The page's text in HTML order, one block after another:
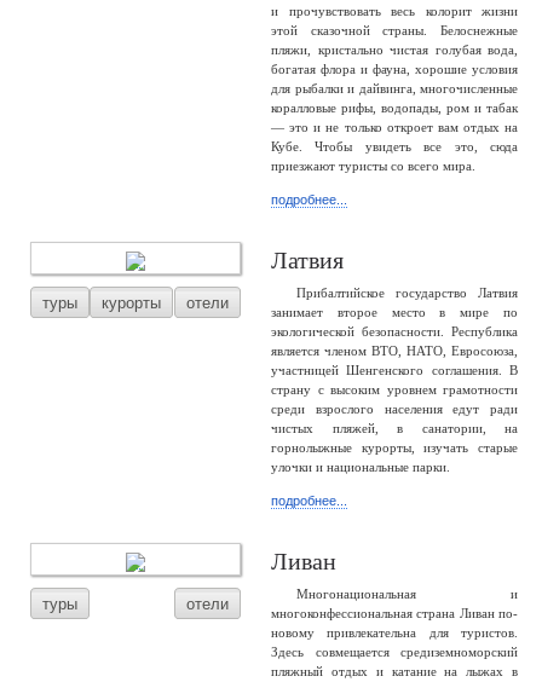
и прочувствовать весь колорит жизни
этой сказочной страны. Белоснежные
пляжи, кристально чистая голубая вода,
богатая флора и фауна, хорошие условия
для рыбалки и дайвинга, многочисленные
коралловые рифы, водопады, ром и табак
— это и не только откроет вам отдых на
Кубе. Чтобы увидеть все это, сюда
приезжают туристы со всего мира.
подробнее...
туры курорты отели
Латвия
Прибалтийское государство Латвия
занимает второе место в мире по
экологической безопасности. Республика
является членом ВТО, НАТО, Евросоюза,
участницей Шенгенского соглашения. В
страну с высоким уровнем грамотности
среди взрослого населения едут ради
чистых пляжей, в санатории, на
горнолыжные курорты, изучать старые
улочки и национальные парки.
подробнее...
туры отели
Ливан
Многонациональная и
многоконфессиональная страна Ливан по-
новому привлекательна для туристов.
Здесь совмещается средиземноморский
пляжный отдых и катание на лыжах в